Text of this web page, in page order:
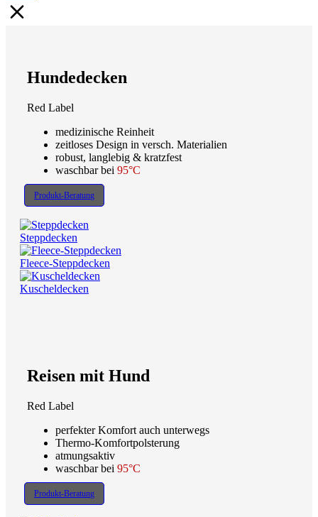
Hundedecken
Red Label
medizinische Reinheit
zeitloses Design in versch. Materialien
robust, langlebig & kratzfest
waschbar bei 95°C
Produkt-Beratung
Steppdecken
Fleece-Steppdecken
Kuscheldecken
Reisen mit Hund
Red Label
perfekter Komfort auch unterwegs
Thermo-Komfortpolsterung
atmungsaktiv
waschbar bei 95°C
Produkt-Beratung